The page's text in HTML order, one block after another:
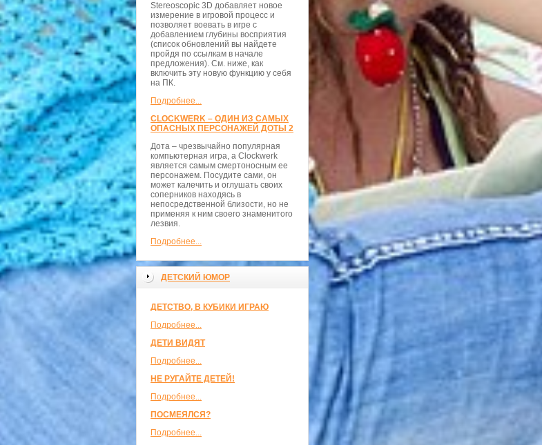
Stereoscopic 3D добавляет новое
измерение в игровой процесс и
позволяет воевать в игре с
добавлением глубины восприятия
(список обновлений вы найдете
пройдя по ссылкам в начале
предложения). См. ниже, как
включить эту новую функцию у себя
на ПК.
Подробнее...
CLOCKWERK – ОДИН ИЗ САМЫХ
ОПАСНЫХ ПЕРСОНАЖЕЙ ДОТЫ 2
Дота – чрезвычайно популярная
компьютерная игра, а Clockwerk
является самым смертоносным ее
персонажем. Посудите сами, он
может калечить и оглушать своих
соперников находясь в
непосредственной близости, но не
применяя к ним своего знаменитого
лезвия.
Подробнее...
ДЕТСКИЙ ЮМОР
ДЕТСТВО, В КУБИКИ ИГРАЮ
Подробнее...
ДЕТИ ВИДЯТ
Подробнее...
НЕ РУГАЙТЕ ДЕТЕЙ!
Подробнее...
ПОСМЕЯЛСЯ?
Подробнее...